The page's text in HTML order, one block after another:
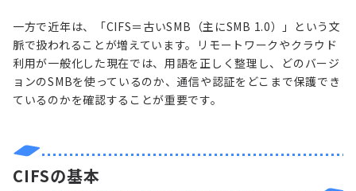
一方で近年は、「CIFS＝古いSMB（主にSMB 1.0）」という文
脈で扱われることが増えています。リモートワークやクラウド
利用が一般化した現在では、用語を正しく整理し、どのバージ
ョンのSMBを使っているのか、通信や認証をどこまで保護でき
ているのかを確認することが重要です。
CIFSの基本